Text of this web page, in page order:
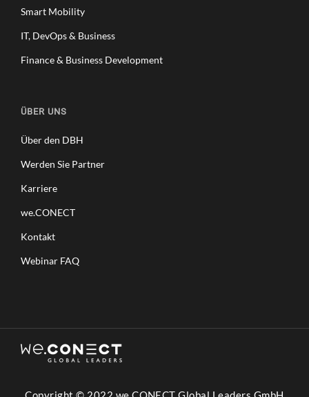
Smart Mobility
IT, DevOps & Business
Finance & Business Development
ÜBER UNS
Über den DBH
Werden Sie Partner
Karriere
we.CONECT
Kontakt
Webinar FAQ